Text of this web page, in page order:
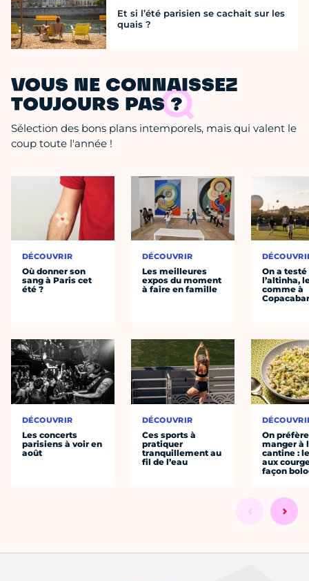
Et si l’été parisien se cachait sur les
quais ?
VOUS NE CONNAISSEZ
TOUJOURS PAS ?
Sélection des bons plans intemporels, mais qui valent le
coup toute l'année !
DÉCOUVRIR
Où donner son
sang à Paris cet
été ?
DÉCOUVRIR
Les concerts
parisiens à voir en
août
DÉCOUVRIR
Les meilleures
expos du moment
à faire en famille
DÉCOUVRIR
Ces sports à
pratiquer
tranquillement au
fil de l’eau
On a testé
l’altinha,
comme à
On préfère
manger à
cantine :
aux
façon